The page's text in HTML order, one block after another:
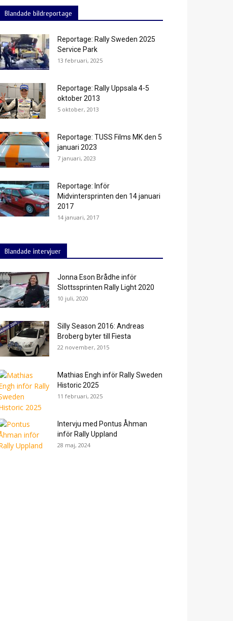
Blandade bildreportage
Reportage: Rally Sweden 2025
Service Park
13 februari, 2025
Reportage: Rally Uppsala 4-5
oktober 2013
5 oktober, 2013
Reportage: TUSS Films MK den 5
januari 2023
7 januari, 2023
Reportage: Inför
Midvintersprinten den 14 januari
2017
14 januari, 2017
Blandade intervjuer
Jonna Eson Brådhe inför
Slottssprinten Rally Light 2020
10 juli, 2020
Silly Season 2016: Andreas
Broberg byter till Fiesta
22 november, 2015
Mathias Engh inför Rally Sweden
Historic 2025
11 februari, 2025
Intervju med Pontus Åhman
inför Rally Uppland
28 maj, 2024